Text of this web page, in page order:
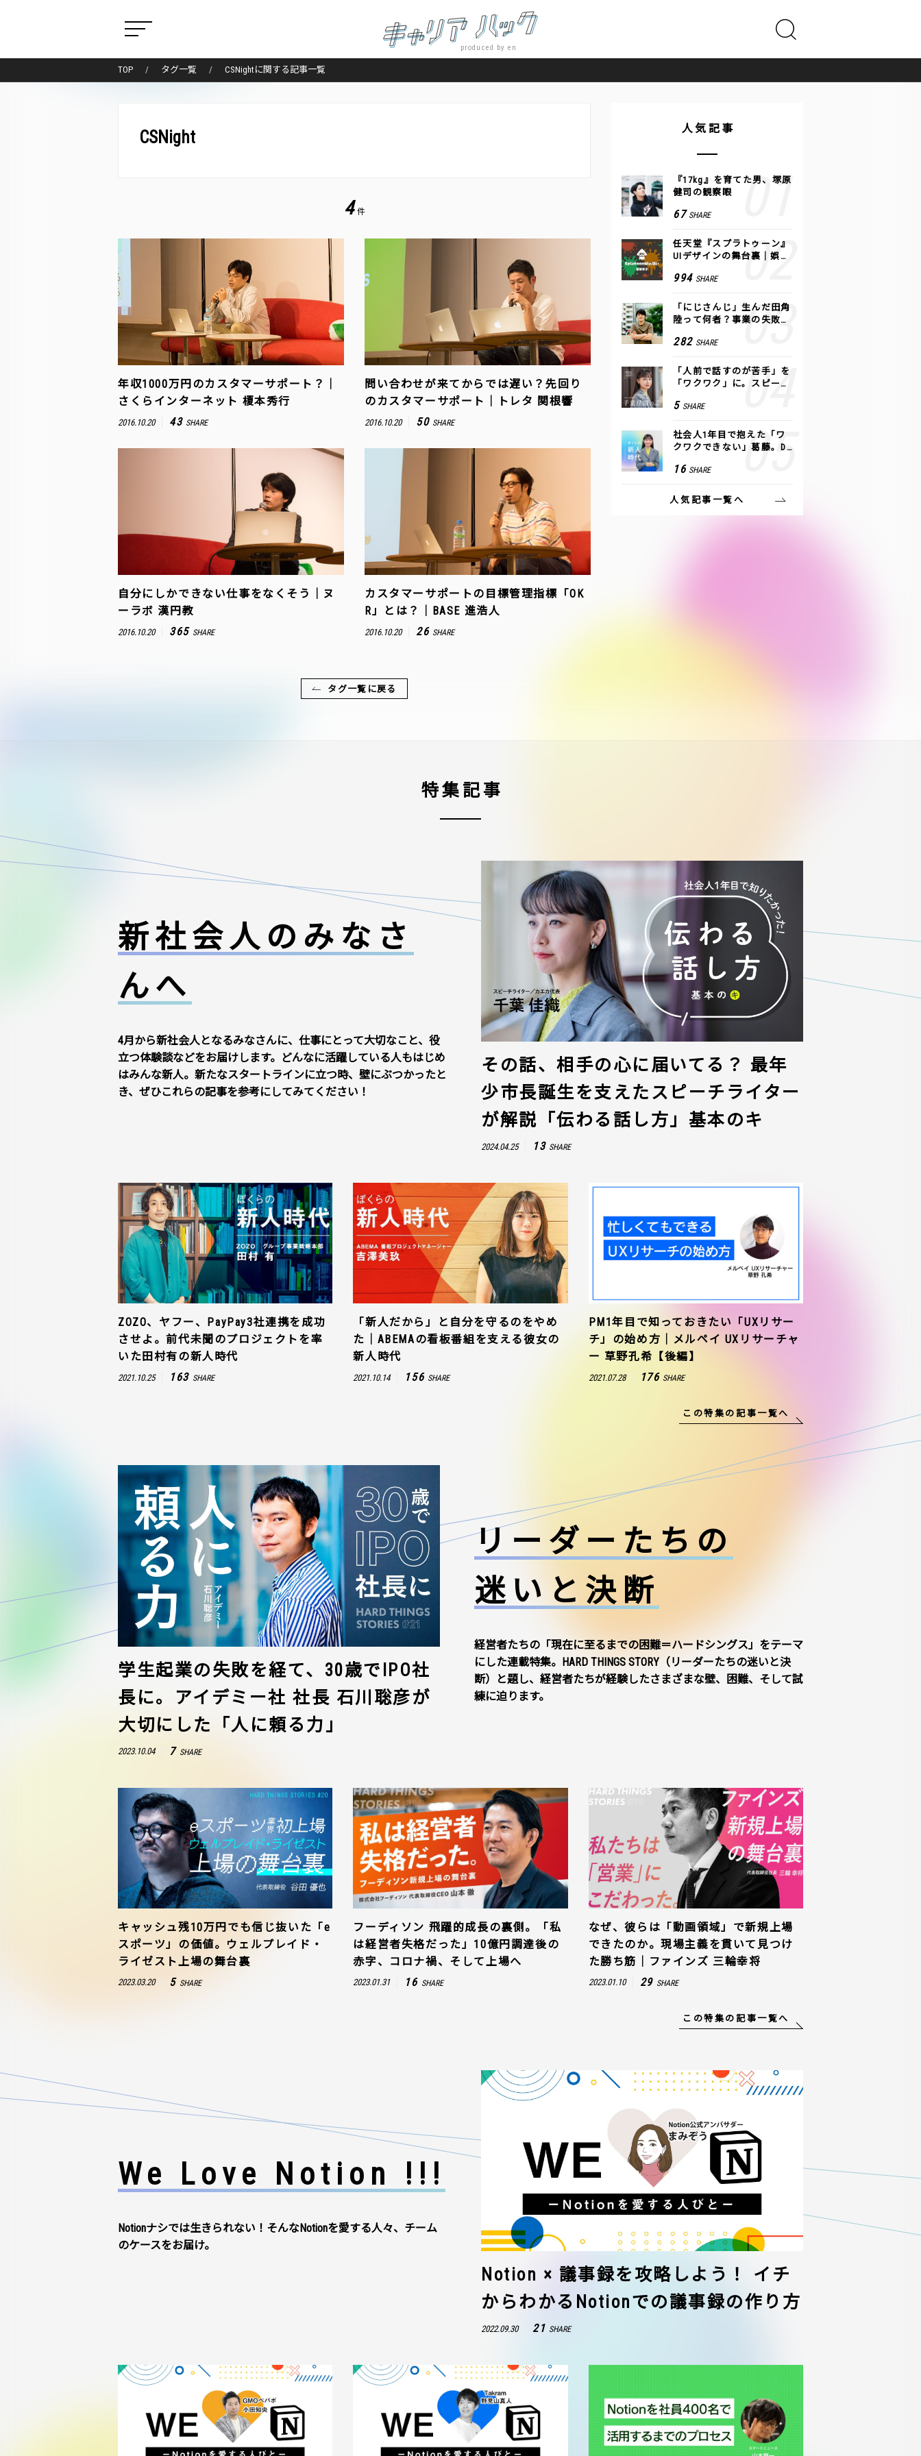
produced by en
TOP タグ一覧 CSNightに関する記事一覧
CSNight
4 件
年収1000万円のカスタマーサポート？｜
さくらインターネット 榎本秀行
2016.10.20 43 SHARE
問い合わせが来てからでは遅い？先回り
のカスタマーサポート｜トレタ 関根響
2016.10.20 50 SHARE
自分にしかできない仕事をなくそう｜ヌ
ーラボ 漢円教
2016.10.20 365 SHARE
カスタマーサポートの目標管理指標「OK
R」とは？｜BASE 進浩人
2016.10.20 26 SHARE
タグ一覧に戻る
人気記事
『17kg』を育てた男、塚原
健司の観察眼
67 SHARE
任天堂『スプラトゥーン』
UIデザインの舞台裏｜娯楽
994 SHARE
「にじさんじ」生んだ田角
陸って何者？事業の失敗
COLOR
282 SHARE
「人前で話すのが苦手」を
「ワクワク」に。スピーチ
方トレーニング」に込めた
5 SHARE
社会人1年目で抱えた「ワ
クワクできない」葛藤。De
つけた、私の生きる道
16 SHARE
人気記事一覧へ
特集記事
新社会人のみなさ
んへ
4月から新社会人となるみなさんに、仕事にとって大切なこと、役
立つ体験談などをお届けします。どんなに活躍している人もはじめ
はみんな新人。新たなスタートラインに立つ時、壁にぶつかったと
き、ぜひこれらの記事を参考にしてみてください！
その話、相手の心に届いてる？ 最年
少市長誕生を支えたスピーチライター
が解説「伝わる話し方」基本のキ
2024.04.25 13 SHARE
ZOZO、ヤフー、PayPay3社連携を成功
させよ。前代未聞のプロジェクトを率
いた田村有の新人時代
2021.10.25 163 SHARE
「新人だから」と自分を守るのをやめ
た｜ABEMAの看板番組を支える彼女の
新人時代
2021.10.14 156 SHARE
PM1年目で知っておきたい「UXリサー
チ」の始め方｜メルペイ UXリサーチャ
ー 草野孔希【後編】
2021.07.28 176 SHARE
この特集の記事一覧へ
リーダーたちの
迷いと決断
経営者たちの「現在に至るまでの困難＝ハードシングス」をテーマ
にした連載特集。HARD THINGS STORY（リーダーたちの迷いと決
断）と題し、経営者たちが経験したさまざまな壁、困難、そして試
練に迫ります。
学生起業の失敗を経て、30歳でIPO社
長に。アイデミー社 社長 石川聡彦が
大切にした「人に頼る力」
2023.10.04 7 SHARE
キャッシュ残10万円でも信じ抜いた「e
スポーツ」の価値。ウェルプレイド・
ライゼスト上場の舞台裏
2023.03.20 5 SHARE
フーディソン 飛躍的成長の裏側。「私
は経営者失格だった」10億円調達後の
赤字、コロナ禍、そして上場へ
2023.01.31 16 SHARE
なぜ、彼らは「動画領域」で新規上場
できたのか。現場主義を貫いて見つけ
た勝ち筋｜ファインズ 三輪幸将
2023.01.10 29 SHARE
この特集の記事一覧へ
We Love Notion !!!
Notionナシでは生きられない！そんなNotionを愛する人々、チーム
のケースをお届け。
Notion × 議事録を攻略しよう！ イチ
からわかるNotionでの議事録の作り方
2022.09.30 21 SHARE